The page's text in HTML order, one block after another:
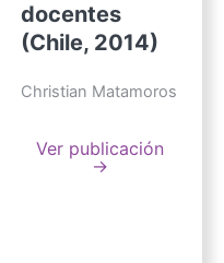
docentes
(Chile, 2014)
Christian Matamoros
Ver publicación
→